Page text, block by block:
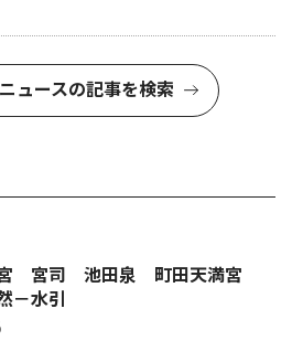
ュースの記事を検索
宮 宮司 池田泉 町田天満宮
－水引